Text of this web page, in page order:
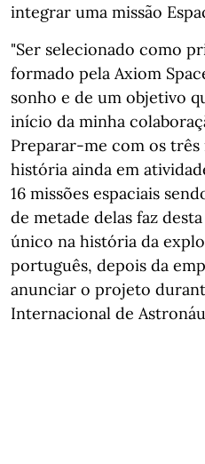
integrar uma missão
"Ser selecionado como
formado pela Axiom
sonho e de um objetivo
início da minha
Preparar-me com os três
história ainda em
16 missões espaciais
de metade delas faz
único na história da
português, depois da
anunciar o projeto
Internacional de